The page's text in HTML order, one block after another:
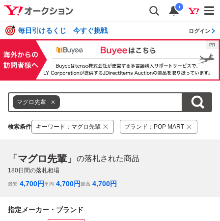
i
毎日引けるくじ 今すぐ挑戦 ログイン
マグロ先輩
検索条件 キーワード ： マグロ先輩 ブランド ： POP MART
「マグロ先輩」 の落札された商品
180日間の落札相場
最安 4,700円平均 4,700円最高 4,700円
指定メーカー・ブランド